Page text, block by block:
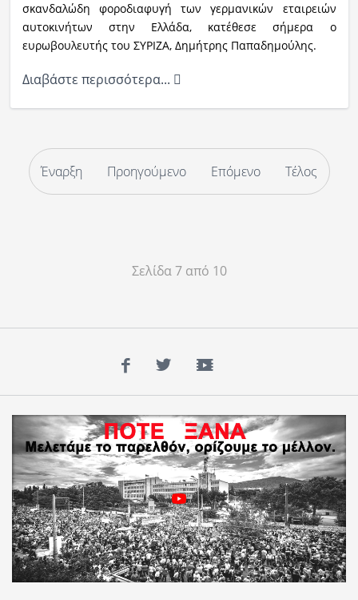
σκανδαλώδη φοροδιαφυγή των γερμανικών εταιρειών
αυτοκινήτων στην Ελλάδα, κατέθεσε σήμερα ο
ευρωβουλευτής του ΣΥΡΙΖΑ, Δημήτρης Παπαδημούλης.
Διαβάστε περισσότερα...
Έναρξη Προηγούμενο Επόμενο Τέλος
Σελίδα 7 από 10
Facebook
TwitterYouTube